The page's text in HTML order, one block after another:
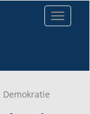
Toggle
Demokratie